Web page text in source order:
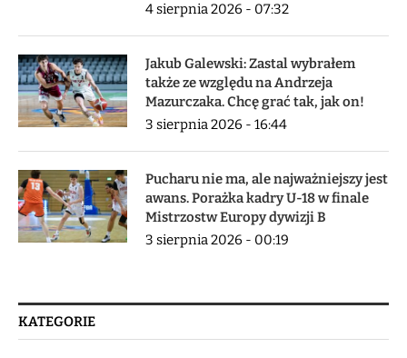
4 sierpnia 2026 - 07:32
Jakub Galewski: Zastal wybrałem
także ze względu na Andrzeja
Mazurczaka. Chcę grać tak, jak on!
3 sierpnia 2026 - 16:44
Pucharu nie ma, ale najważniejszy jest
awans. Porażka kadry U-18 w finale
Mistrzostw Europy dywizji B
3 sierpnia 2026 - 00:19
KATEGORIE